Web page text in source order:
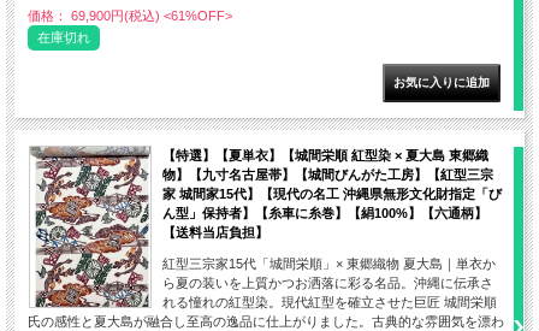
価格： 69,900円(税込) <61%OFF>
在庫切れ
【特選】【夏単衣】【城間栄順 紅型染 × 夏大島 東郷織
物】【九寸名古屋帯】【城間びんがた工房】【紅型三宗
家 城間家15代】【現代の名工 沖縄県無形文化財指定「び
ん型」保持者】【糸車に糸巻】【絹100%】【六通柄】
【送料当店負担】
紅型三宗家15代「城間栄順」× 東郷織物 夏大島｜単衣か
ら夏の装いを上質かつお洒落に彩る名品。沖縄に伝承さ
れる憧れの紅型染。現代紅型を確立させた巨匠 城間栄順
氏の感性と夏大島が融合し至高の逸品に仕上がりました。古典的な雰囲気を漂わ